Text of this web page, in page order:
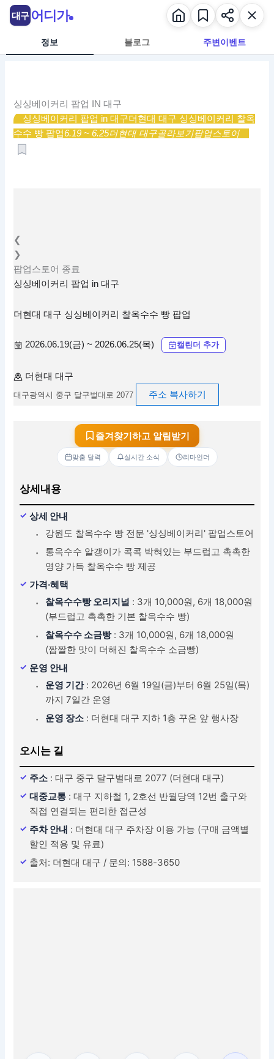
정보 블로그 주변이벤트
싱싱베이커리 팝업 IN 대구
싱싱베이커리 팝업 in 대구더현대 대구 싱싱베이커리 찰옥
수수 빵 팝업6.19 ~ 6.25더현대 대구골라보기팝업스토어
❮
❯
팝업스토어 종료
싱싱베이커리 팝업 in 대구
더현대 대구 싱싱베이커리 찰옥수수 빵 팝업
2026.06.19(금) ~ 2026.06.25(목) 캘린더 추가
더현대 대구
대구광역시 중구 달구벌대로 2077 주소 복사하기
즐겨찾기하고 알림받기
맞춤 달력 실시간 소식 리마인더
상세내용
상세 안내
강원도 찰옥수수 빵 전문 '싱싱베이커리' 팝업스토어
통옥수수 알갱이가 콕콕 박혀있는 부드럽고 촉촉한
영양 가득 찰옥수수 빵 제공
가격·혜택
찰옥수수빵 오리지널 : 3개 10,000원, 6개 18,000원
(부드럽고 촉촉한 기본 찰옥수수 빵)
찰옥수수 소금빵 : 3개 10,000원, 6개 18,000원
(짭짤한 맛이 더해진 찰옥수수 소금빵)
운영 안내
운영 기간 : 2026년 6월 19일(금)부터 6월 25일(목)
까지 7일간 운영
운영 장소 : 더현대 대구 지하 1층 꾸온 앞 행사장
오시는 길
주소 : 대구 중구 달구벌대로 2077 (더현대 대구)
대중교통 : 대구 지하철 1, 2호선 반월당역 12번 출구와
직접 연결되는 편리한 접근성
주차 안내 : 더현대 대구 주차장 이용 가능 (구매 금액별
할인 적용 및 유료)
출처: 더현대 대구 / 문의: 1588-3650
대구 어디가